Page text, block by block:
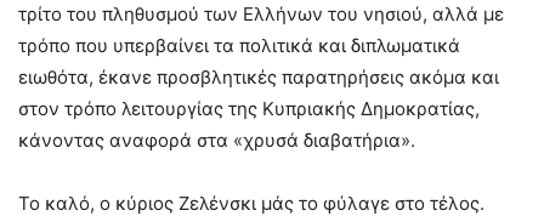
τρίτο του πληθυσμού των Ελλήνων του νησιού, αλλά με
τρόπο που υπερβαίνει τα πολιτικά και διπλωματικά
ειωθότα, έκανε προσβλητικές παρατηρήσεις ακόμα και
στον τρόπο λειτουργίας της Κυπριακής Δημοκρατίας,
κάνοντας αναφορά στα «χρυσά διαβατήρια».
Το καλό, ο κύριος Ζελένσκι μάς το φύλαγε στο τέλος.